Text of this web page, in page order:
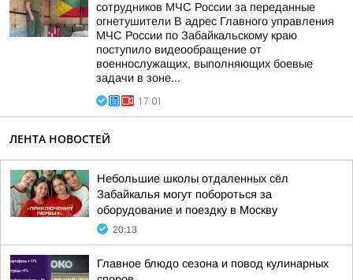
сотрудников МЧС России за переданные
огнетушители В адрес Главного управления
МЧС России по Забайкальскому краю
поступило видеообращение от
военнослужащих, выполняющих боевые
задачи в зоне...
17:01
ЛЕНТА НОВОСТЕЙ
Небольшие школы отдаленных сёл
Забайкалья могут побороться за
оборудование и поездку в Москву
20:13
Главное блюдо сезона и повод кулинарных